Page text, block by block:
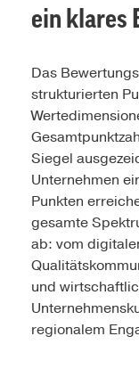
ein klares
Das
strukturierten
Siegel
Unternehmen
Punkten
gesamte
ab: vom
und
regionalem